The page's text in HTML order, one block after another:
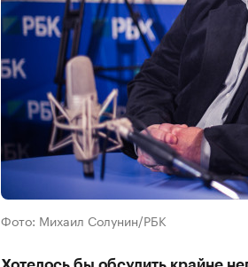
Фото: Михаил Солунин/РБК